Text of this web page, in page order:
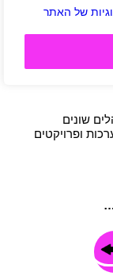
של האתר
שונים
ופרויקטים